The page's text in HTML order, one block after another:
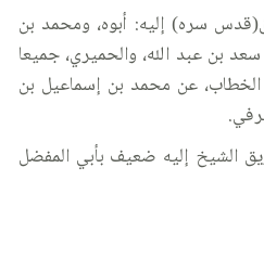
سره) إليه: أبوه، ومحمد بن
بن عبد الله، والحميري، جميعا
عن محمد بن إسماعيل بن
الشيخ إليه ضعيف بأبي المفضل